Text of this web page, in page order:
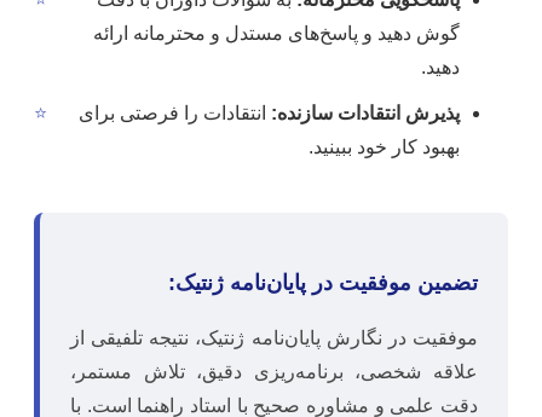
گوش دهید و پاسخ‌های مستدل و محترمانه ارائه
دهید.
⭐ پذیرش انتقادات سازنده: انتقادات را فرصتی برای
بهبود کار خود ببینید.
تضمین موفقیت در پایان‌نامه ژنتیک:
موفقیت در نگارش پایان‌نامه ژنتیک، نتیجه تلفیقی از
علاقه شخصی، برنامه‌ریزی دقیق، تلاش مستمر،
دقت علمی و مشاوره صحیح با استاد راهنما است. با